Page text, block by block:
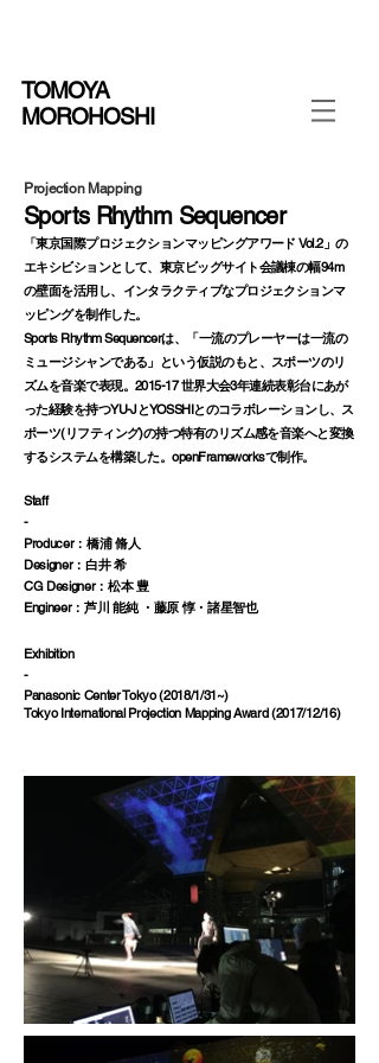
TOMOYA
MOROHOSHI
Projection Mapping
Sports Rhythm Sequencer
「東京国際プロジェクションマッピングアワード Vol.2」の
エキシビションとして、東京ビッグサイト会議棟の幅94m
の壁面を活用し、インタラクティブなプロジェクションマ
ッピングを制作した。
Sports Rhythm Sequencerは、「一流のプレーヤーは一流の
ミュージシャンである」という仮説のもと、スポーツのリ
ズムを音楽で表現。2015-17 世界大会3年連続表彰台にあが
った経験を持つYU-JとYOSSHIとのコラボレーションし、ス
ポーツ(リフティング)の持つ特有のリズム感を音楽へと変換
するシステムを構築した。openFrameworksで制作。
Staff
-
Producer：橋浦 脩人
Designer：白井 希
CG Designer：松本 豊
Engineer：芦川 能純 ・藤原 惇・諸星智也
Exhibition
-
Panasonic Center Tokyo (2018/1/31~)
Tokyo International Projection Mapping Award (2017/12/16)